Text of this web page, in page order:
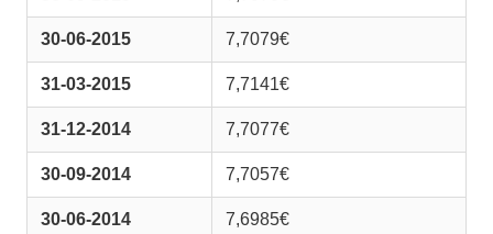
30-06-2015 7,7079€
31-03-2015 7,7141€
31-12-2014 7,7077€
30-09-2014 7,7057€
30-06-2014 7,6985€